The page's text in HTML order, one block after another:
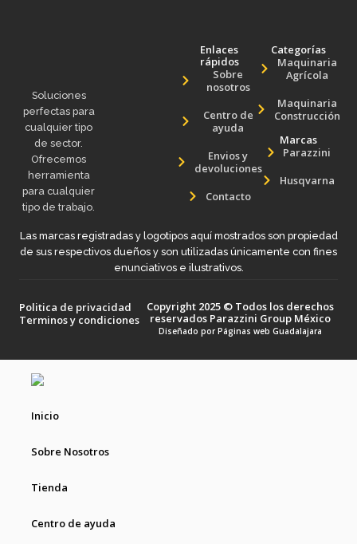
Soluciones
perfectas para
cualquier tipo
de sector.
Ofrecemos
herramienta
para cualquier
tipo de trabajo.
Enlaces
rápidos
Sobre
nosotros
Centro de
ayuda
Envios y
devoluciones
Contacto
Categorías
Maquinaria
Agrícola
Maquinaria
Construcción
Marcas
Parazzini
Husqvarna
Las marcas registradas y logotipos aquí mostrados son propiedad
de sus respectivos dueños y son utilizadas únicamente con fines
enunciativos e ilustrativos.
Politica de privacidad
Terminos y condiciones
Copyright 2025 © Todos los derechos
reservados Parazzini Group México
Diseñado porPáginas web Guadalajara
Inicio
Sobre Nosotros
Tienda
Centro de ayuda